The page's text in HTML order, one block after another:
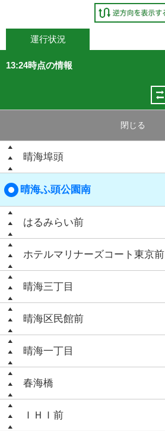
運行状況
13:24時点の情報
閉じる
晴海埠頭
晴海ふ頭公園南
はるみらい前
ホテルマリナーズコート東京前
晴海三丁目
晴海区民館前
晴海一丁目
春海橋
ＩＨＩ前